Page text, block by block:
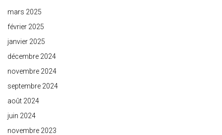
mars 2025
février 2025
janvier 2025
décembre 2024
novembre 2024
septembre 2024
août 2024
juin 2024
novembre 2023